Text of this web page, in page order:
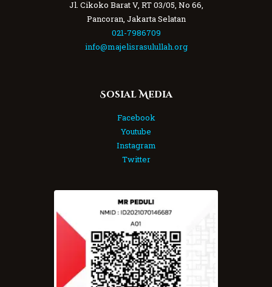
Jl. Cikoko Barat V, RT 03/05, No 66,
Pancoran, Jakarta Selatan
021-7986709
info@majelisrasulullah.org
Sosial Media
Facebook
Youtube
Instagram
Twitter